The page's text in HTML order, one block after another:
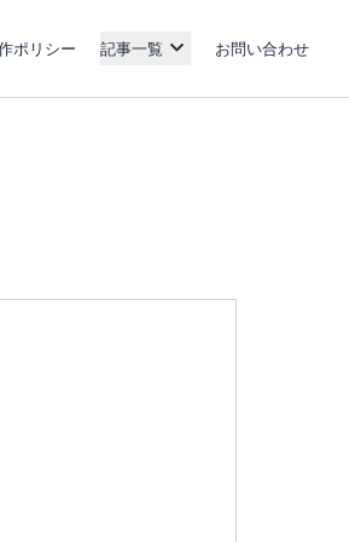
ポリシー 記事一覧 お問い合わせ